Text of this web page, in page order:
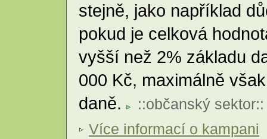
stejně, jako například
pokud je celková
vyšší než 2% základu
000 Kč, maximálně
daně.
::občanský sektor::
Více informací o kampani